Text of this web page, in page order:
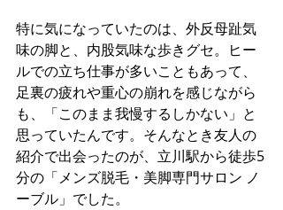
特に気になっていたのは、外反母趾気
味の脚と、内股気味な歩きグセ。ヒー
ルでの立ち仕事が多いこともあって、
足裏の疲れや重心の崩れを感じながら
も、「このまま我慢するしかない」と
思っていたんです。そんなとき友人の
紹介で出会ったのが、立川駅から徒歩5
分の「メンズ脱毛・美脚専門サロン ノ
ーブル」でした。